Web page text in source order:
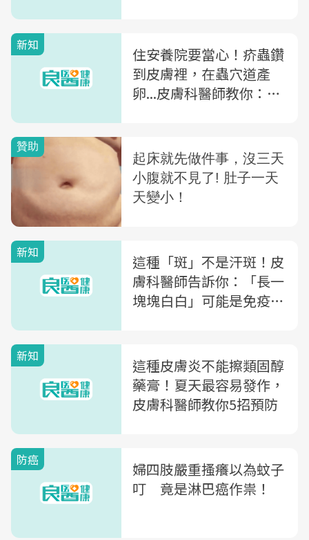
新知
住安養院要當心！疥蟲鑽
到皮膚裡，在蟲穴道產
卵...皮膚科醫師教你：如
新知
這種「斑」不是汗斑！皮
膚科醫師告訴你：「長一
塊塊白白」可能是免疫疾
新知
這種皮膚炎不能擦類固醇
藥膏！夏天最容易發作，
皮膚科醫師教你5招預防
防癌
婦四肢嚴重搔癢以為蚊子
叮 竟是淋巴癌作祟！